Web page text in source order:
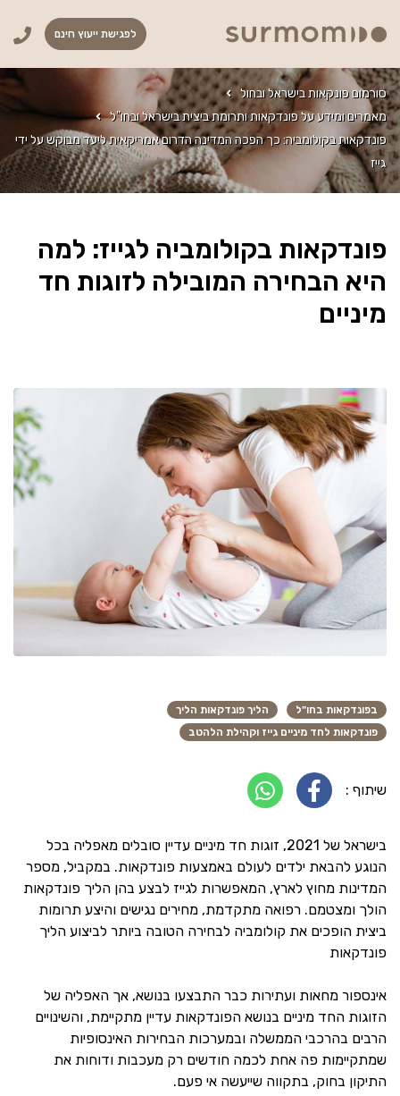
לפגישת ייעוץ חינם
סורמום פונקאות בישראל ובחול
מאמרים ומידע על פונדקאות ותרומת ביצית בישראל ובחו"ל
פונדקאות בקולומביה: כך הפכה המדינה הדרום אמריקאית ליעד מבוקש על ידי
גייז
פונדקאות בקולומביה לגייז: למה
היא הבחירה המובילה לזוגות חד
מיניים
בפונדקאות בחו"ל
הליך פונדקאות הליך
פונדקאות לחד מיניים גייז וקהילת הלהטב
שיתוף :
בישראל של 2021, זוגות חד מיניים עדיין סובלים מאפליה בכל
הנוגע להבאת ילדים לעולם באמצעות פונדקאות. במקביל, מספר
המדינות מחוץ לארץ, המאפשרות לגייז לבצע בהן הליך פונדקאות
הולך ומצטמם. רפואה מתקדמת, מחירים נגישים והיצע תרומות
ביצית הופכים את קולומביה לבחירה הטובה ביותר לביצוע הליך
פונדקאות
אינספור מחאות ועתירות כבר התבצעו בנושא, אך האפליה של
הזוגות החד מיניים בנושא הפונדקאות עדיין מתקיימת, והשינויים
הרבים בהרכבי הממשלה ובמערכות הבחירות האינסופיות
שמתקיימות פה אחת לכמה חודשים רק מעכבות ודוחות את
התיקון בחוק, בתקווה שייעשה אי פעם.